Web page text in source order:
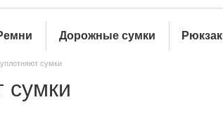
Дорожные сумки
сумки
сумки